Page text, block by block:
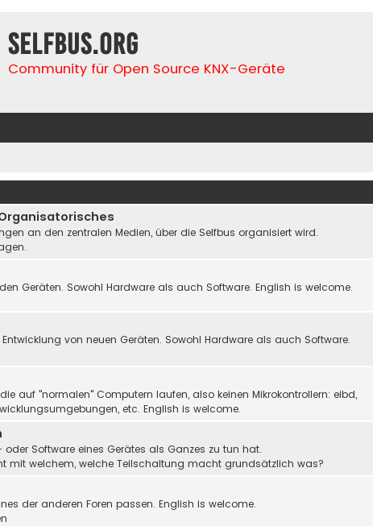
selfbus.org
Community für Open Source KNX-Geräte
an den zentralen Medien, über die Selfbus organisiert wird.
Geräten. Sowohl Hardware als auch Software. English is welcome.
von neuen Geräten. Sowohl Hardware als auch Software.
auf "normalen" Computern laufen, also keinen Mikrokontrollern: eibd,
etc. English is welcome.
Software eines Gerätes als Ganzes zu tun hat.
mit welchem, welche Teilschaltung macht grundsätzlich was?
der anderen Foren passen. English is welcome.